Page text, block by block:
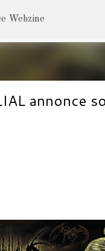
au contenu
Webzine
annonce